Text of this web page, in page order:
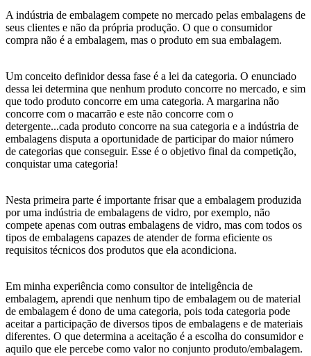
A indústria de embalagem compete no mercado pelas embalagens de
seus clientes e não da própria produção. O que o consumidor
compra não é a embalagem, mas o produto em sua embalagem.
Um conceito definidor dessa fase é a lei da categoria. O enunciado
dessa lei determina que nenhum produto concorre no mercado, e sim
que todo produto concorre em uma categoria. A margarina não
concorre com o macarrão e este não concorre com o
detergente...cada produto concorre na sua categoria e a indústria de
embalagens disputa a oportunidade de participar do maior número
de categorias que conseguir. Esse é o objetivo final da competição,
conquistar uma categoria!
Nesta primeira parte é importante frisar que a embalagem produzida
por uma indústria de embalagens de vidro, por exemplo, não
compete apenas com outras embalagens de vidro, mas com todos os
tipos de embalagens capazes de atender de forma eficiente os
requisitos técnicos dos produtos que ela acondiciona.
Em minha experiência como consultor de inteligência de
embalagem, aprendi que nenhum tipo de embalagem ou de material
de embalagem é dono de uma categoria, pois toda categoria pode
aceitar a participação de diversos tipos de embalagens e de materiais
diferentes. O que determina a aceitação é a escolha do consumidor e
aquilo que ele percebe como valor no conjunto produto/embalagem.